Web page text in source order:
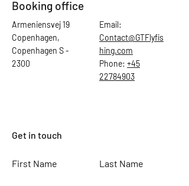
Booking office
Armeniensvej 19
Copenhagen,
Copenhagen S -
2300
Email:
Contact@GTFlyfis
hing.com
Phone: +45
22784903
Get in touch
First Name Last Name